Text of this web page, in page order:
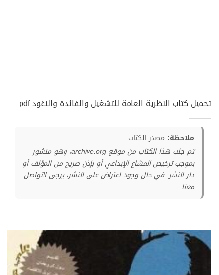
تحميل كتاب النظرية العامة للتشغيل والفائدة والنقود pdf
ملاحظة: مصدر الكتاب
تم جلب هذا الكتاب من موقع archive.org، وهو منشور
بموجب ترخيص المشاع الإبداعي أو بإذن صريح من المؤلف أو
دار النشر. في حال وجود اعتراض على النشر، يرجى التواصل
معنا.